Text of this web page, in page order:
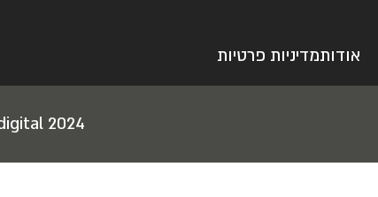
אודותמדיניות פרטיות
2024